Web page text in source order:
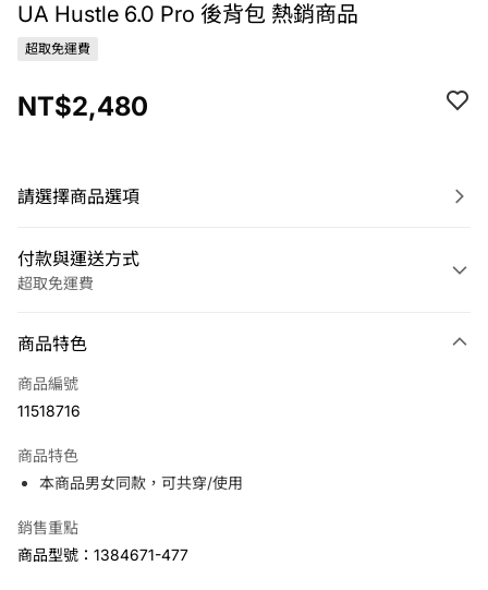
UA Hustle 6.0 Pro 後背包 熱銷商品
超取免運費
NT$2,480
請選擇商品選項
付款與運送方式
超取免運費
信用卡一次付款
LINE Pay
悠遊付
運送方式
7-11取貨(快速到店)
商品特色
商品編號
11518716
商品特色
本商品男女同款，可共穿/使用
銷售重點
商品型號：1384671-477